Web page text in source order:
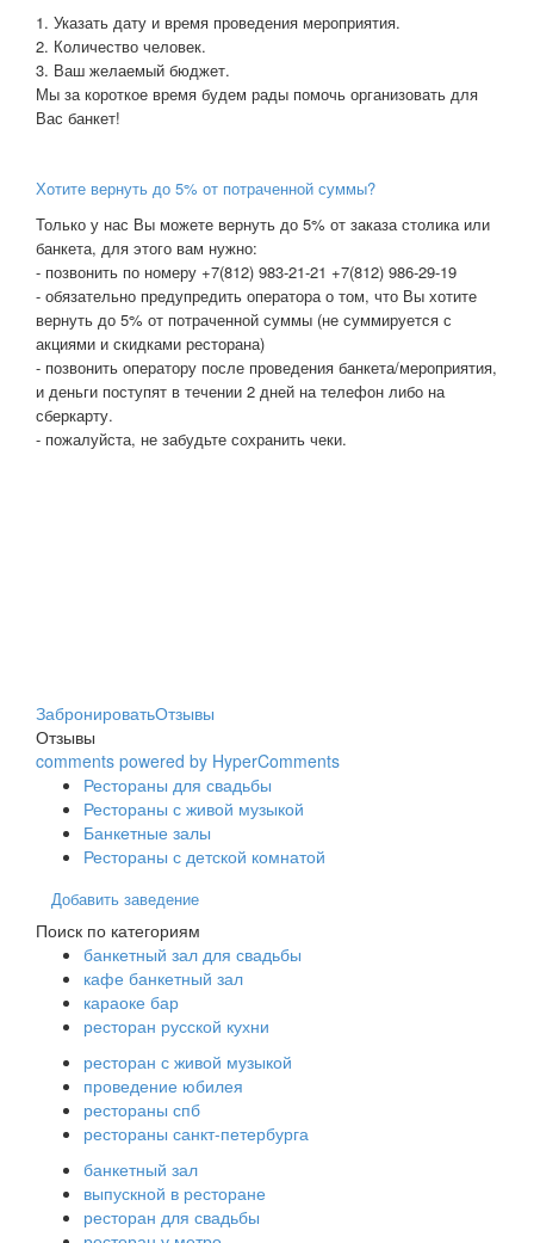
1. Указать дату и время проведения мероприятия.
2. Количество человек.
3. Ваш желаемый бюджет.
Мы за короткое время будем рады помочь организовать для
Вас банкет!
Хотите вернуть до 5% от потраченной суммы?
Только у нас Вы можете вернуть до 5% от заказа столика или
банкета, для этого вам нужно:
- позвонить по номеру +7(812) 983-21-21 +7(812) 986-29-19
- обязательно предупредить оператора о том, что Вы хотите
вернуть до 5% от потраченной суммы (не суммируется с
акциями и скидками ресторана)
- позвонить оператору после проведения банкета/мероприятия,
и деньги поступят в течении 2 дней на телефон либо на
сберкарту.
- пожалуйста, не забудьте сохранить чеки.
ЗабронироватьОтзывы
Отзывы
comments powered by HyperComments
Рестораны для свадьбы
Рестораны с живой музыкой
Банкетные залы
Рестораны с детской комнатой
Добавить заведение
Поиск по категориям
банкетный зал для свадьбы
кафе банкетный зал
караоке бар
ресторан русской кухни
ресторан с живой музыкой
проведение юбилея
рестораны спб
рестораны санкт-петербурга
банкетный зал
выпускной в ресторане
ресторан для свадьбы